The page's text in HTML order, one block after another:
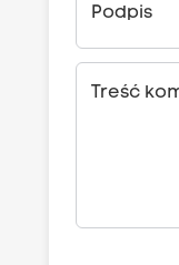
Podpis
Treść